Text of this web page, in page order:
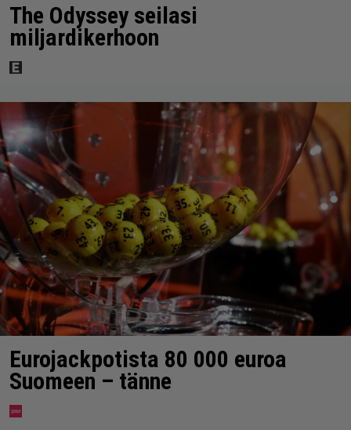
The Odyssey seilasi
miljardikerhoon
Eurojackpotista 80 000 euroa
Suomeen – tänne